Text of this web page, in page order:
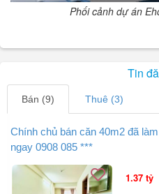
Phối cảnh dự án
Tin
Bán (9) Thuê (3)
Chính chủ bán căn 40m2 đã
ngay 0908 085 ***
1.37 tỷ